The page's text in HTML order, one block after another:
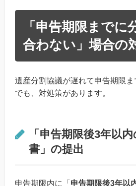
「申告期限までに
合わない」場合の
遺産分割協議が遅れて申告期限
でも、対処策があります。
「申告期限後3年以
書」の提出
申告期限内に「 申告期限後3年以